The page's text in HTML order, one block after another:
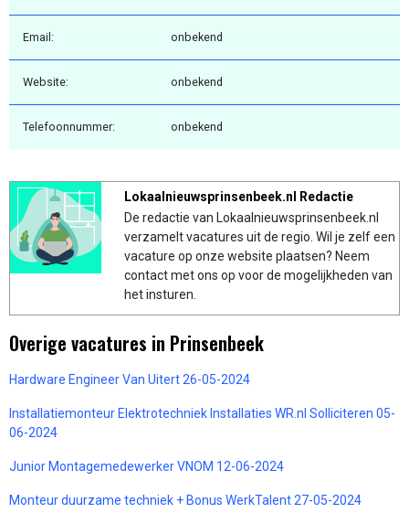
Email: onbekend
Website: onbekend
Telefoonnummer: onbekend
Lokaalnieuwsprinsenbeek.nl Redactie
De redactie van Lokaalnieuwsprinsenbeek.nl
verzamelt vacatures uit de regio. Wil je zelf een
vacature op onze website plaatsen? Neem
contact met ons op voor de mogelijkheden van
het insturen.
Overige vacatures in Prinsenbeek
Hardware Engineer Van Uitert 26-05-2024
Installatiemonteur Elektrotechniek Installaties WR.nl Solliciteren 05-
06-2024
Junior Montagemedewerker VNOM 12-06-2024
Monteur duurzame techniek + Bonus WerkTalent 27-05-2024